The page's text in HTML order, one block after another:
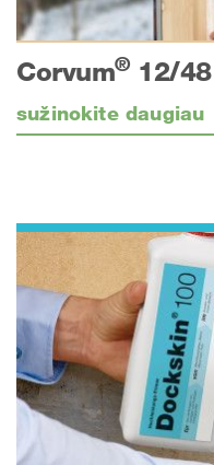
Corvum®12/48
sužinokite daugiau